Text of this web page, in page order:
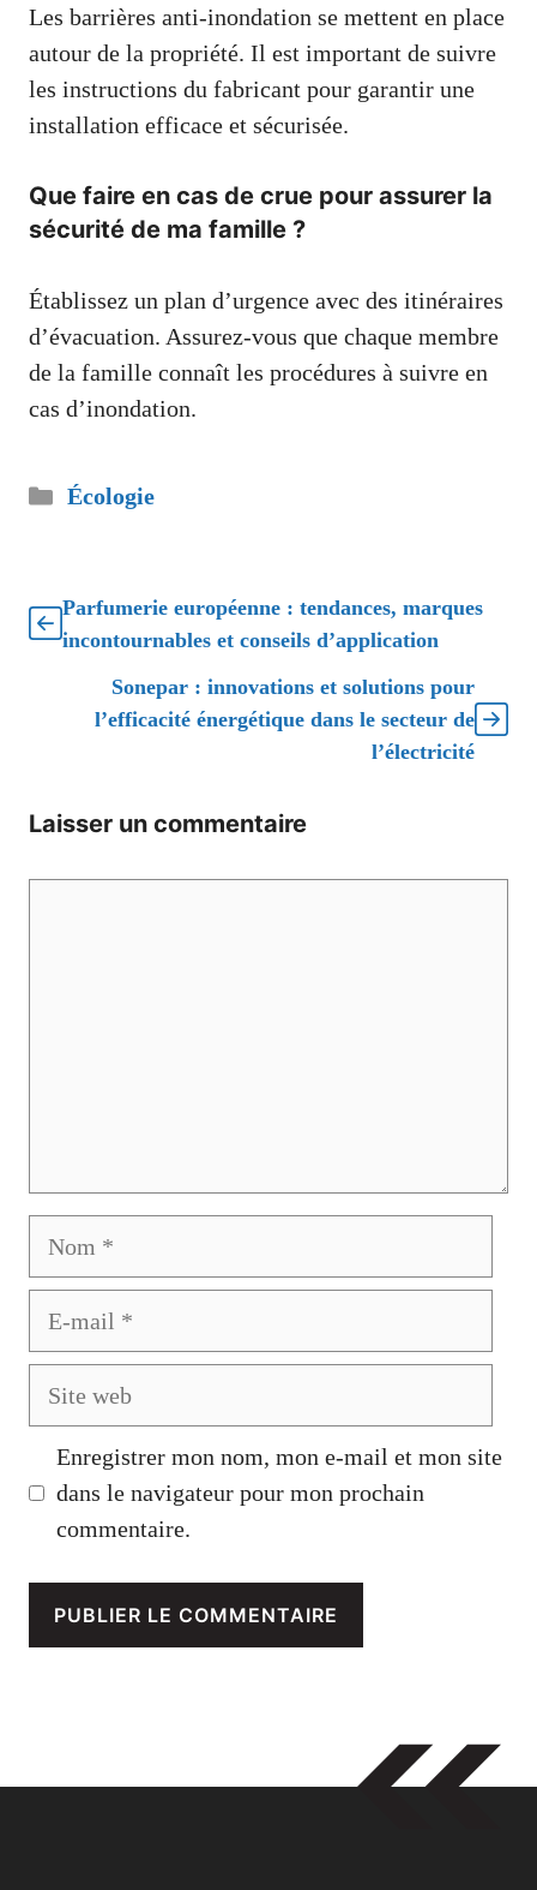
Les barrières anti-inondation se mettent en place
autour de la propriété. Il est important de suivre
les instructions du fabricant pour garantir une
installation efficace et sécurisée.
Que faire en cas de crue pour assurer la
sécurité de ma famille ?
Établissez un plan d’urgence avec des itinéraires
d’évacuation. Assurez-vous que chaque membre
de la famille connaît les procédures à suivre en
cas d’inondation.
Catégories
Écologie
Parfumerie européenne : tendances, marques
incontournables et conseils d’application
Sonepar : innovations et solutions pour
l’efficacité énergétique dans le secteur de
l’électricité
Laisser un commentaire
Enregistrer mon nom, mon e-mail et mon site
dans le navigateur pour mon prochain
commentaire.